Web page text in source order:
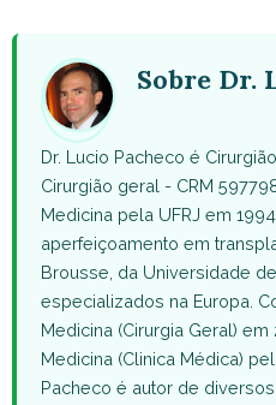
Sobre Dr.
Dr. Lucio Pacheco é
Cirurgião geral - CRM
Medicina pela UFRJ em
aperfeiçoamento em
Brousse, da Universidade
especializados na Europa.
Medicina (Cirurgia Geral)
Medicina (Clinica Médica)
Pacheco é autor de